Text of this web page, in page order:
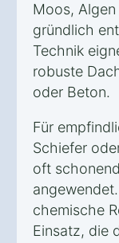
Moos,
gründlich
Technik
robuste
oder Beton.
Für
Schiefer
oft
chemische
Einsatz, die